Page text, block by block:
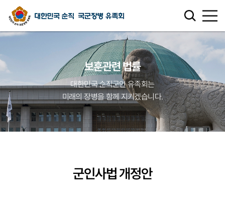
유족회 홍보관
천국의 별님
순직군인 유가족 찾기
보훈관련 법률
대한민국 순직군인 유족회는
미래의 장병을 함께 지키겠습니다.
군인사법 개정안